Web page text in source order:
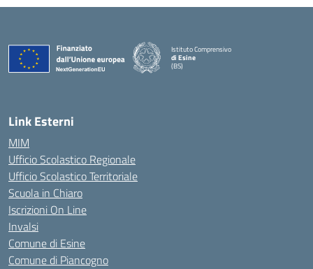
Istituto Comprensivo
di Esine
(BS)
Link Esterni
MIM
Ufficio Scolastico Regionale
Ufficio Scolastico Territoriale
Scuola in Chiaro
Iscrizioni On Line
Invalsi
Comune di Esine
Comune di Piancogno